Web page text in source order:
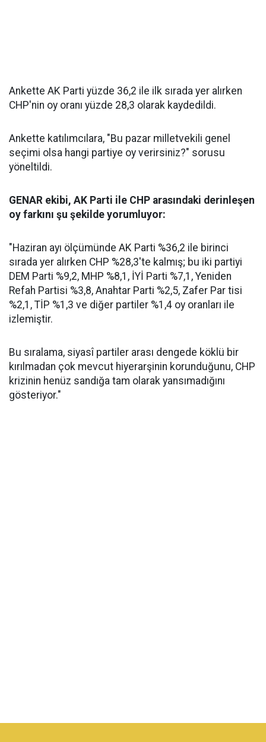
Ankette AK Parti yüzde 36,2 ile ilk sırada yer alırken
CHP'nin oy oranı yüzde 28,3 olarak kaydedildi.
Ankette katılımcılara, "Bu pazar milletvekili genel
seçimi olsa hangi partiye oy verirsiniz?" sorusu
yöneltildi.
GENAR ekibi, AK Parti ile CHP arasındaki derinleşen
oy farkını şu şekilde yorumluyor:
"Haziran ayı ölçümünde AK Parti %36,2 ile birinci
sırada yer alırken CHP %28,3'te kalmış; bu iki partiyi
DEM Parti %9,2, MHP %8,1, İYİ Parti %7,1, Yeniden
Refah Partisi %3,8, Anahtar Parti %2,5, Zafer Par tisi
%2,1, TİP %1,3 ve diğer partiler %1,4 oy oranları ile
izlemiştir.
Bu sıralama, siyasî partiler arası dengede köklü bir
kırılmadan çok mevcut hiyerarşinin korunduğunu, CHP
krizinin henüz sandığa tam olarak yansımadığını
gösteriyor."